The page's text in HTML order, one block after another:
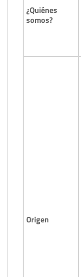
¿Quiénes
somos?
Origen